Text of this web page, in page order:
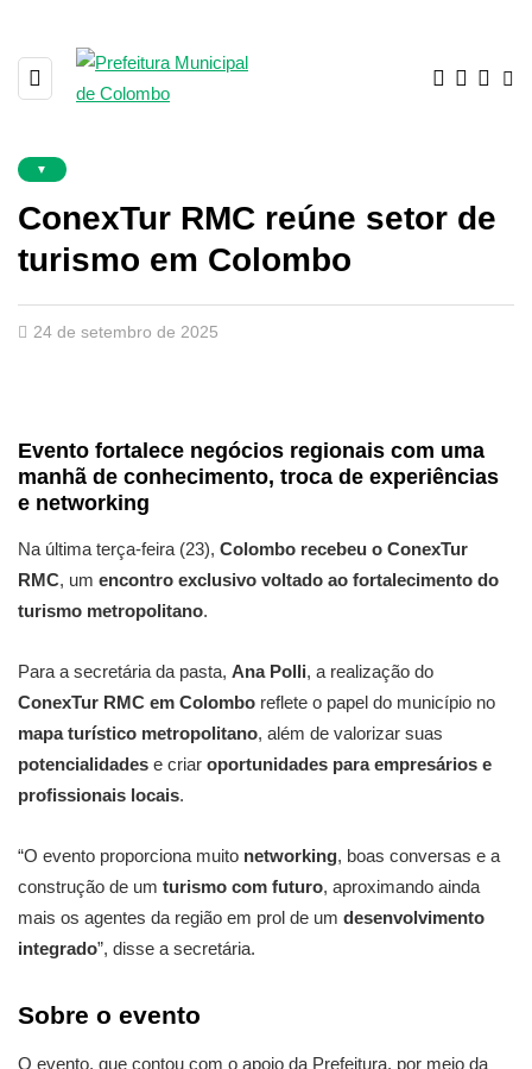
▼
ConexTur RMC reúne setor de
turismo em Colombo
24 de setembro de 2025
Evento fortalece negócios regionais com uma
manhã de conhecimento, troca de experiências
e networking
Na última terça-feira (23), Colombo recebeu o ConexTur
RMC, um encontro exclusivo voltado ao fortalecimento do
turismo metropolitano.
Para a secretária da pasta, Ana Polli, a realização do
ConexTur RMC em Colombo reflete o papel do município no
mapa turístico metropolitano, além de valorizar suas
potencialidades e criar oportunidades para empresários e
profissionais locais.
“O evento proporciona muito networking, boas conversas e a
construção de um turismo com futuro, aproximando ainda
mais os agentes da região em prol de um desenvolvimento
integrado”, disse a secretária.
Sobre o evento
O evento, que contou com o apoio da Prefeitura, por meio da